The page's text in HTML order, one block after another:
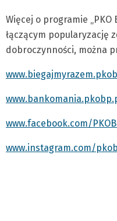
Więcej o programie
łączącym popularyzację
dobroczynności, można
www.facebook.com/
www.instagram.com/